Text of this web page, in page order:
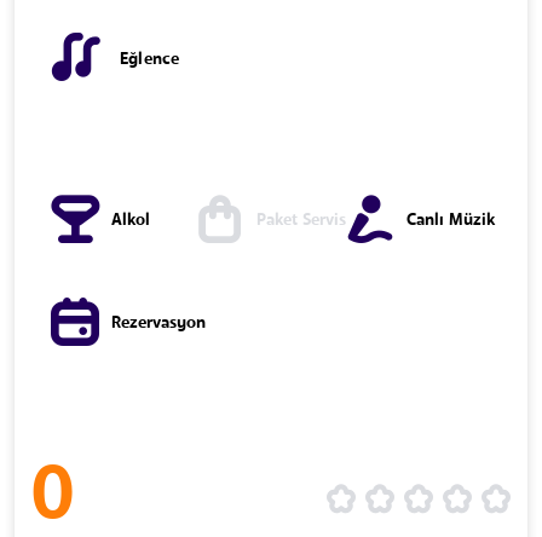
Eğlence
Alkol Paket Servis Canlı Müzik
Rezervasyon
0